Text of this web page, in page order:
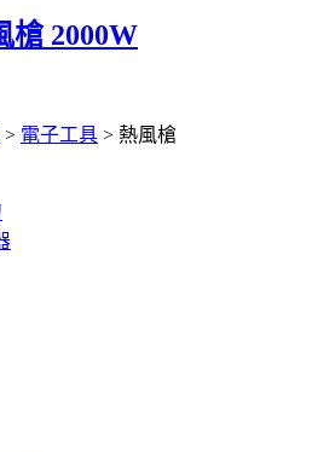
槍 2000W
> 電子工具 > 熱風槍